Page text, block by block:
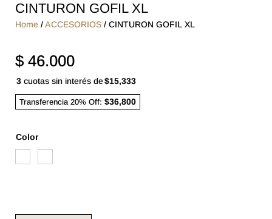
CINTURON GOFIL XL
Home /ACCESORIOS/ CINTURON GOFIL XL
$46.000
3cuotas sin interés de$15,333
Transferencia 20% Off: $36,800
Color